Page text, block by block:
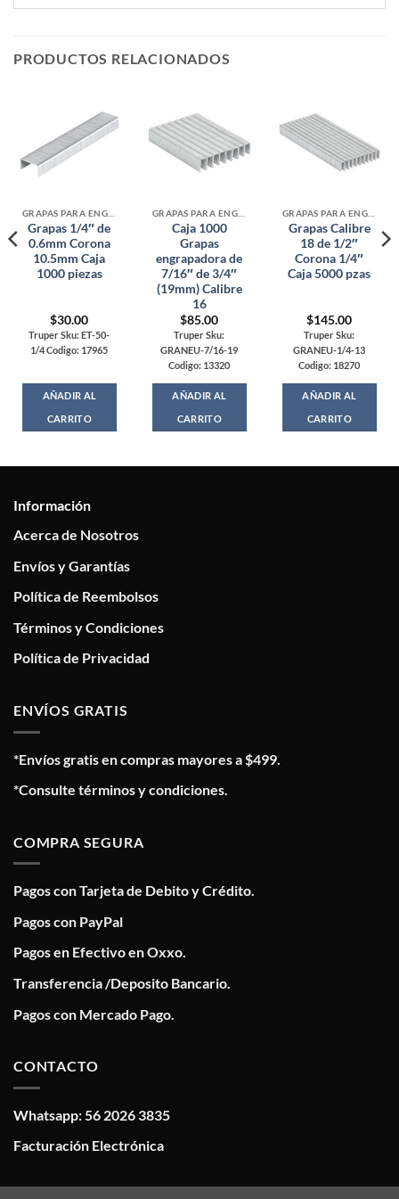
PRODUCTOS RELACIONADOS
Grapas 1/4″ de
0.6mm Corona
10.5mm Caja
1000 piezas
$30.00
Truper Sku: ET-50-
1/4 Codigo: 17965
AÑADIR AL
CARRITO
Caja 1000
Grapas
engrapadora de
7/16″ de 3/4″
(19mm) Calibre
16
$85.00
Truper Sku:
GRANEU-7/16-19
Codigo: 13320
AÑADIR AL
CARRITO
Grapas Calibre
18 de 1/2″
Corona 1/4″
Caja 5000 pzas
$145.00
Truper Sku:
GRANEU-1/4-13
Codigo: 18270
AÑADIR AL
CARRITO
Información
Acerca de Nosotros
Envíos y Garantías
Política de Reembolsos
Términos y Condiciones
Política de Privacidad
ENVÍOS GRATIS
*Envíos gratis en compras mayores a $499.
*Consulte términos y condiciones.
COMPRA SEGURA
Pagos con Tarjeta de Debito y Crédito.
Pagos con PayPal
Pagos en Efectivo en Oxxo.
Transferencia /Deposito Bancario.
Pagos con Mercado Pago.
CONTACTO
Whatsapp: 56 2026 3835
Facturación Electrónica